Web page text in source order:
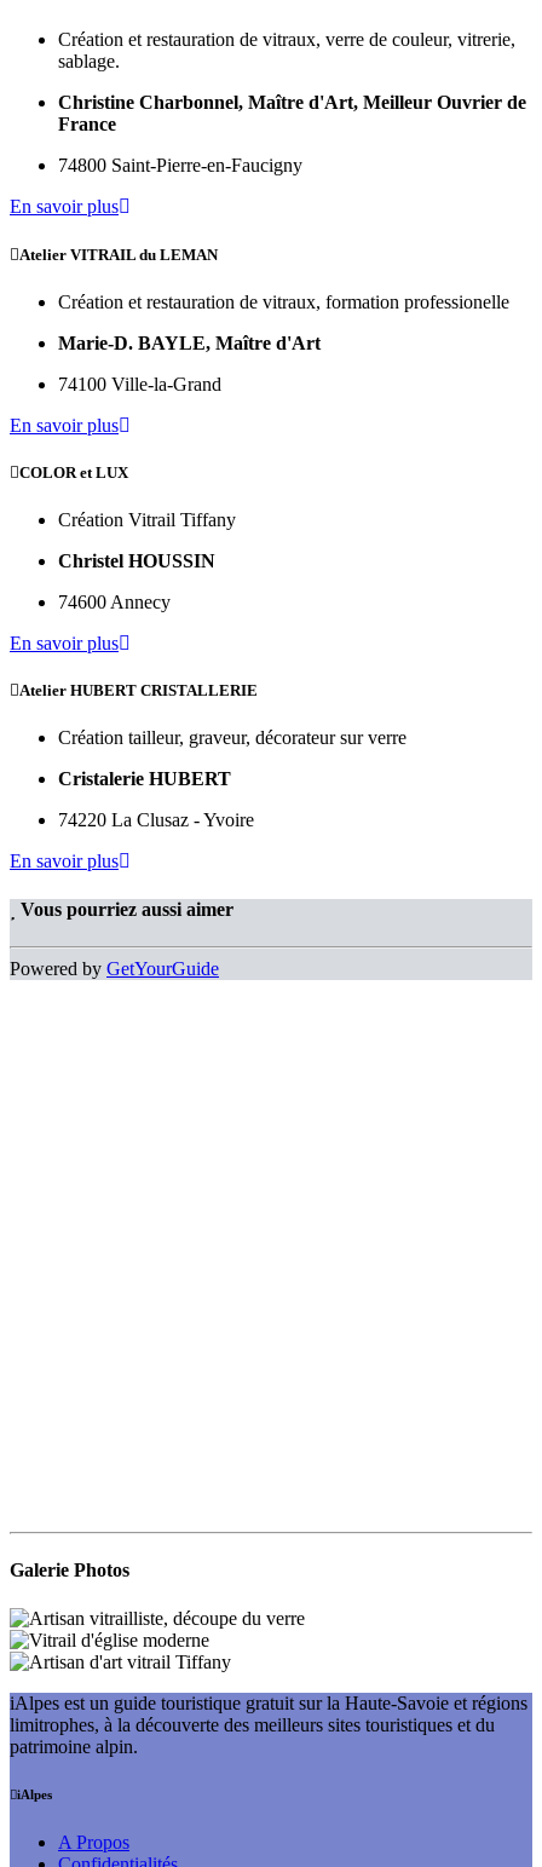
Création et restauration de vitraux, verre de couleur, vitrerie,
sablage.
Christine Charbonnel, Maître d'Art, Meilleur Ouvrier de
France
74800 Saint-Pierre-en-Faucigny
En savoir plus
Atelier VITRAIL du LEMAN
Création et restauration de vitraux, formation professionelle
Marie-D. BAYLE, Maître d'Art
74100 Ville-la-Grand
En savoir plus
COLOR et LUX
Création Vitrail Tiffany
Christel HOUSSIN
74600 Annecy
En savoir plus
Atelier HUBERT CRISTALLERIE
Création tailleur, graveur, décorateur sur verre
Cristalerie HUBERT
74220 La Clusaz - Yvoire
En savoir plus
Vous pourriez aussi aimer
Powered by GetYourGuide
Galerie Photos
iAlpes est un guide touristique gratuit sur la Haute-Savoie et régions
limitrophes, à la découverte des meilleurs sites touristiques et du
patrimoine alpin.
iAlpes
A Propos